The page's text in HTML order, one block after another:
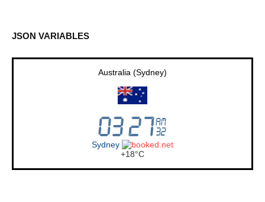
JSON VARIABLES
Australia (Sydney)
Sydney
+18°C